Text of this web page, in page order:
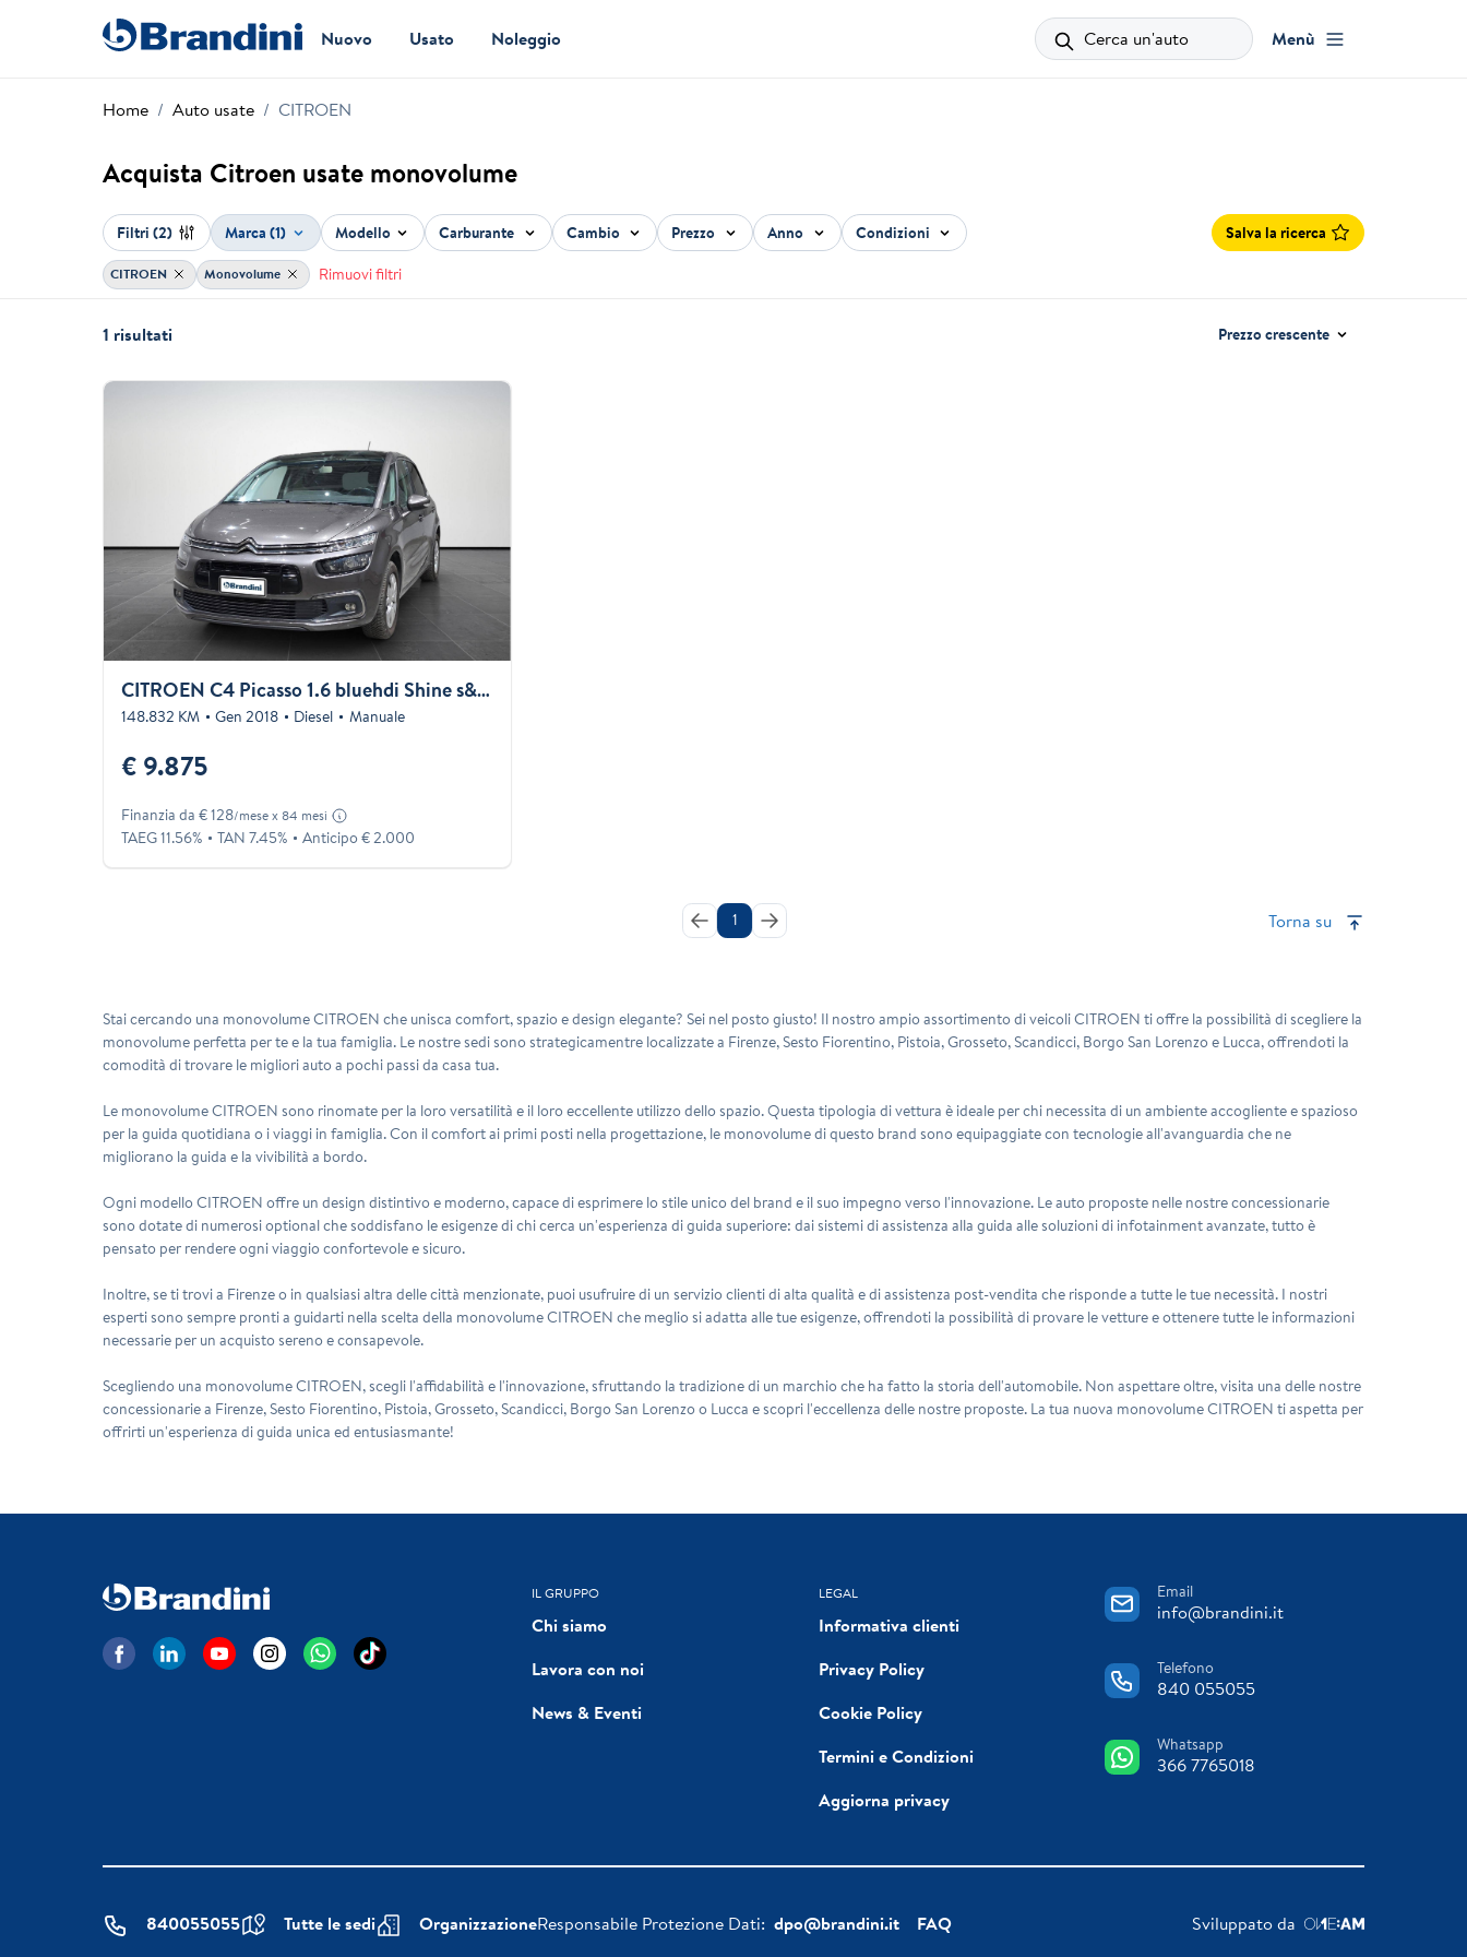
Nuovo Usato Noleggio Cerca un'auto Menù
Home Auto usate CITROEN
Acquista Citroen usate monovolume
Filtri(2) Marca (1) Modello Carburante Cambio Prezzo Anno Condizioni Salva la ricerca
CITROEN Monovolume Rimuovi filtri
1 risultati Prezzo crescente
CITROEN C4 Picasso 1.6 bluehdi Shine s&s 120cv
148.832 KM Gen 2018 Diesel Manuale
€ 9.875
Finanzia da € 128/mese x 84 mesi
TAEG 11.56% TAN 7.45% Anticipo € 2.000
1 Torna su
Stai cercando una monovolume CITROEN che unisca comfort, spazio e design elegante? Sei nel posto giusto! Il nostro ampio assortimento di veicoli CITROEN ti offre la possibilità di scegliere la
monovolume perfetta per te e la tua famiglia. Le nostre sedi sono strategicamentre localizzate a Firenze, Sesto Fiorentino, Pistoia, Grosseto, Scandicci, Borgo San Lorenzo e Lucca, offrendoti la
comodità di trovare le migliori auto a pochi passi da casa tua.
Le monovolume CITROEN sono rinomate per la loro versatilità e il loro eccellente utilizzo dello spazio. Questa tipologia di vettura è ideale per chi necessita di un ambiente accogliente e spazioso
per la guida quotidiana o i viaggi in famiglia. Con il comfort ai primi posti nella progettazione, le monovolume di questo brand sono equipaggiate con tecnologie all'avanguardia che ne
migliorano la guida e la vivibilità a bordo.
Ogni modello CITROEN offre un design distintivo e moderno, capace di esprimere lo stile unico del brand e il suo impegno verso l'innovazione. Le auto proposte nelle nostre concessionarie
sono dotate di numerosi optional che soddisfano le esigenze di chi cerca un'esperienza di guida superiore: dai sistemi di assistenza alla guida alle soluzioni di infotainment avanzate, tutto è
pensato per rendere ogni viaggio confortevole e sicuro.
Inoltre, se ti trovi a Firenze o in qualsiasi altra delle città menzionate, puoi usufruire di un servizio clienti di alta qualità e di assistenza post-vendita che risponde a tutte le tue necessità. I nostri
esperti sono sempre pronti a guidarti nella scelta della monovolume CITROEN che meglio si adatta alle tue esigenze, offrendoti la possibilità di provare le vetture e ottenere tutte le informazioni
necessarie per un acquisto sereno e consapevole.
Scegliendo una monovolume CITROEN, scegli l'affidabilità e l'innovazione, sfruttando la tradizione di un marchio che ha fatto la storia dell'automobile. Non aspettare oltre, visita una delle nostre
concessionarie a Firenze, Sesto Fiorentino, Pistoia, Grosseto, Scandicci, Borgo San Lorenzo o Lucca e scopri l'eccellenza delle nostre proposte. La tua nuova monovolume CITROEN ti aspetta per
offrirti un'esperienza di guida unica ed entusiasmante!
IL GRUPPO
Chi siamo
Lavora con noi
News & Eventi
LEGAL
Informativa clienti
Privacy Policy
Cookie Policy
Termini e Condizioni
Aggiorna privacy
Email
info@brandini.it
Telefono
840 055055
Whatsapp
366 7765018
840055055 Tutte le sedi OrganizzazioneResponsabile Protezione Dati: dpo@brandini.it FAQ Sviluppato da